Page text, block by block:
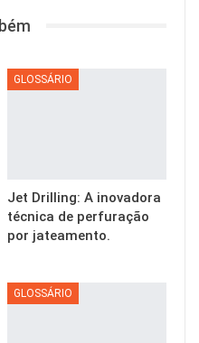
GLOSSÁRIO
Jet Drilling: A inovadora
técnica de perfuração
por jateamento.
GLOSSÁRIO